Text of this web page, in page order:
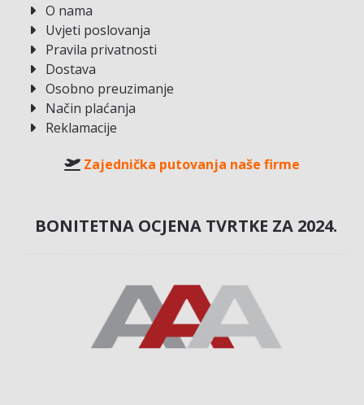
O nama
Uvjeti poslovanja
Pravila privatnosti
Dostava
Osobno preuzimanje
Način plaćanja
Reklamacije
Zajednička putovanja naše firme
BONITETNA OCJENA TVRTKE ZA 2024.